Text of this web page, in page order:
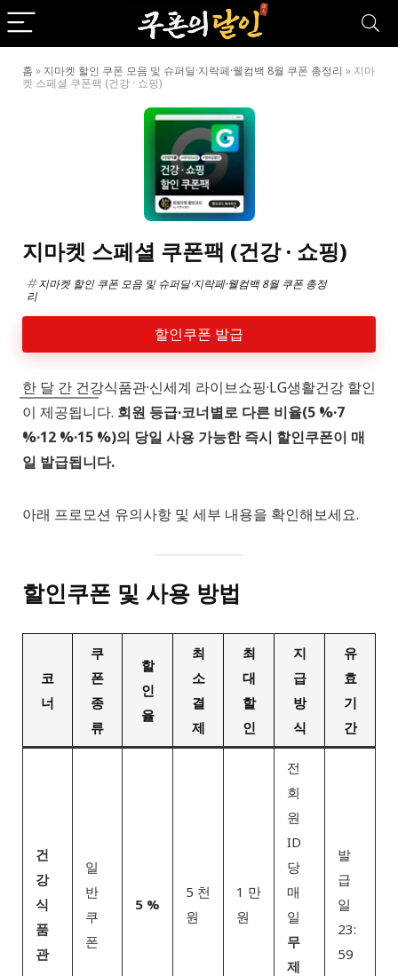
홈 » 지마켓 할인 쿠폰 모음 및 슈퍼딜·지락페·웰컴백 8월 쿠폰 총정리 » 지마
켓 스페셜 쿠폰팩 (건강 · 쇼핑)
지마켓 스페셜 쿠폰팩 (건강 · 쇼핑)
지마켓 할인 쿠폰 모음 및 슈퍼딜·지락페·웰컴백 8월 쿠폰 총정
리
할인쿠폰 발급
한 달 간 건강식품관·신세계 라이브쇼핑·LG생활건강 할인
이 제공됩니다. 회원 등급·코너별로 다른 비율(5 %·7
%·12 %·15 %)의 당일 사용 가능한 즉시 할인쿠폰이 매
일 발급됩니다.
아래 프로모션 유의사항 및 세부 내용을 확인해보세요.
할인쿠폰 및 사용 방법
코
너
쿠
폰
종
류
할
인
율
최
소
결
제
최
대
할
인
지
급
방
식
유
효
기
간
건
강
식
품
관
일
반
쿠
폰
5 %
5 천
원
1 만
원
전
회
원
ID
당
매
일
무
제
발
급
일
23:
59